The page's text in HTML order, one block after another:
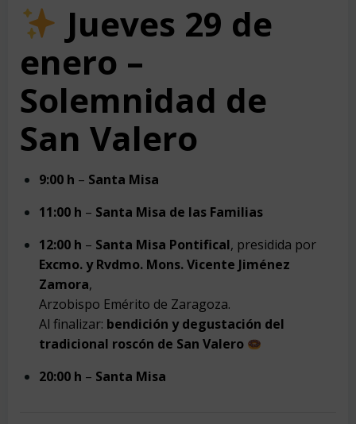
Jueves 29 de
enero –
Solemnidad de
San Valero
9:00 h – Santa Misa
11:00 h – Santa Misa de las Familias
12:00 h – Santa Misa Pontifical, presidida por
Excmo. y Rvdmo. Mons. Vicente Jiménez
Zamora,
Arzobispo Emérito de Zaragoza.
Al finalizar: bendición y degustación del
tradicional roscón de San Valero
20:00 h – Santa Misa